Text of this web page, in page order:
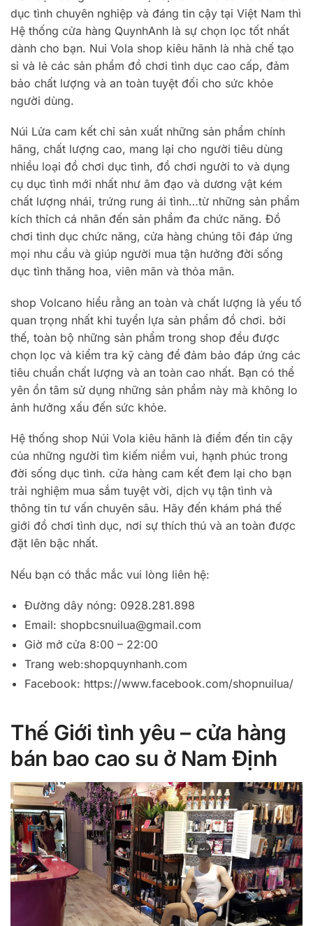
dục tình chuyên nghiệp và đáng tin cậy tại Việt Nam thì
Hệ thống cửa hàng QuynhAnh là sự chọn lọc tốt nhất
dành cho bạn. Nui Vola shop kiêu hãnh là nhà chế tạo
sỉ và lẻ các sản phẩm đồ chơi tình dục cao cấp, đảm
bảo chất lượng và an toàn tuyệt đối cho sức khỏe
người dùng.
Núi Lửa cam kết chỉ sản xuất những sản phẩm chính
hãng, chất lượng cao, mang lại cho người tiêu dùng
nhiều loại đồ chơi dục tình, đồ chơi người to và dụng
cụ dục tình mới nhất như âm đạo và dương vật kém
chất lượng nhái, trứng rung ái tình…từ những sản phẩm
kích thích cá nhân đến sản phẩm đa chức năng. Đồ
chơi tình dục chức năng, cửa hàng chúng tôi đáp ứng
mọi nhu cầu và giúp người mua tận hưởng đời sống
dục tình thăng hoa, viên mãn và thỏa mãn.
shop Volcano hiểu rằng an toàn và chất lượng là yếu tố
quan trọng nhất khi tuyển lựa sản phẩm đồ chơi. bởi
thế, toàn bộ những sản phẩm trong shop đều được
chọn lọc và kiểm tra kỹ càng để đảm bảo đáp ứng các
tiêu chuẩn chất lượng và an toàn cao nhất. Bạn có thể
yên ổn tâm sử dụng những sản phẩm này mà không lo
ảnh hưởng xấu đến sức khỏe.
Hệ thống shop Núi Vola kiêu hãnh là điểm đến tin cậy
của những người tìm kiếm niềm vui, hạnh phúc trong
đời sống dục tình. cửa hàng cam kết đem lại cho bạn
trải nghiệm mua sắm tuyệt vời, dịch vụ tận tình và
thông tin tư vấn chuyên sâu. Hãy đến khám phá thế
giới đồ chơi tình dục, nơi sự thích thú và an toàn được
đặt lên bậc nhất.
Nếu bạn có thắc mắc vui lòng liên hệ:
Đường dây nóng: 0928.281.898
Email: shopbcsnuilua@gmail.com
Giờ mở cửa 8:00 – 22:00
Trang web:shopquynhanh.com
Facebook: https://www.facebook.com/shopnuilua/
Thế Giới tình yêu – cửa hàng
bán bao cao su ở Nam Định